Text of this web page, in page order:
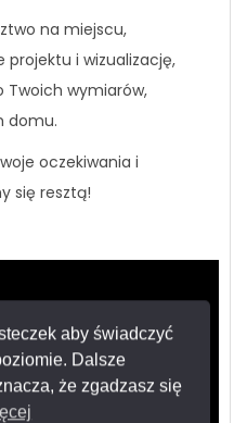
aby świadczyć
Dalsze
że zgadzasz się
na miejscu,
projektu i wizualizację,
Twoich wymiarów,
domu.
oczekiwania i
się resztą!